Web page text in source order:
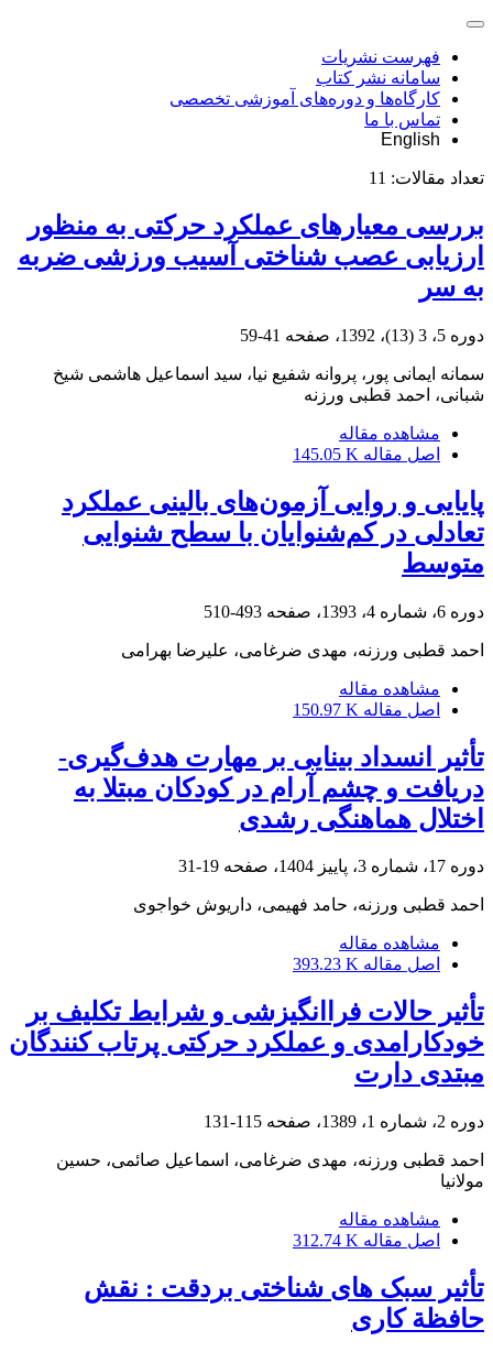
فهرست نشریات
سامانه نشر کتاب
کارگاه‌ها و دوره‌های آموزشی تخصصی
تماس با ما
English
تعداد مقالات: 11
بررسی معیارهای عملکرد حرکتی به منظور
ارزیابی عصب شناختی آسیب ورزشی ضربه
به سر
دوره 5، 3 (13)، 1392، صفحه 41-59
سمانه ایمانی پور، پروانه شفیع نیا، سید اسماعیل هاشمی شیخ
شبانی، احمد قطبی ورزنه
مشاهده مقاله
اصل مقاله 145.05 K
پایایی و روایی آزمون‌های بالینی عملکرد
تعادلی در کم‌شنوایان با سطح شنوایی
متوسط
دوره 6، شماره 4، 1393، صفحه 493-510
احمد قطبی ورزنه، مهدی ضرغامی، علیرضا بهرامی
مشاهده مقاله
اصل مقاله 150.97 K
تأثیر انسداد بینایی بر مهارت هدف‌گیری-
دریافت و چشم آرام در کودکان مبتلا به
اختلال هماهنگی رشدی
دوره 17، شماره 3، پاییز 1404، صفحه 19-31
احمد قطبی ورزنه، حامد فهیمی، داریوش خواجوی
مشاهده مقاله
اصل مقاله 393.23 K
تأثیر حالات فراانگیزشی و شرایط تکلیف بر
خودکارامدی و عملکرد حرکتی پرتاب کنندگان
مبتدی دارت
دوره 2، شماره 1، 1389، صفحه 115-131
احمد قطبی ورزنه، مهدی ضرغامی، اسماعیل صائمی، حسین
مولانیا
مشاهده مقاله
اصل مقاله 312.74 K
تأثیر سبک های شناختی بردقت : نقش
حافظة کاری